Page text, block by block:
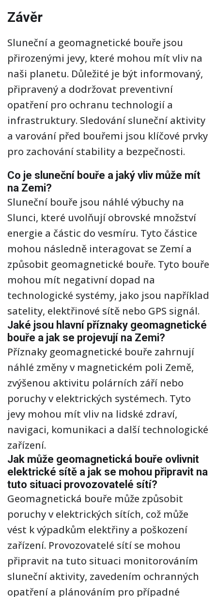
Závěr
Sluneční a geomagnetické bouře jsou
přirozenými jevy, které mohou mít vliv na
naši planetu. Důležité je být informovaný,
připravený a dodržovat preventivní
opatření pro ochranu technologií a
infrastruktury. Sledování sluneční aktivity
a varování před bouřemi jsou klíčové prvky
pro zachování stability a bezpečnosti.
Co je sluneční bouře a jaký vliv může mít
na Zemi?
Sluneční bouře jsou náhlé výbuchy na
Slunci, které uvolňují obrovské množství
energie a částic do vesmíru. Tyto částice
mohou následně interagovat se Zemí a
způsobit geomagnetické bouře. Tyto bouře
mohou mít negativní dopad na
technologické systémy, jako jsou například
satelity, elektřinové sítě nebo GPS signál.
Jaké jsou hlavní příznaky geomagnetické
bouře a jak se projevují na Zemi?
Příznaky geomagnetické bouře zahrnují
náhlé změny v magnetickém poli Země,
zvýšenou aktivitu polárních září nebo
poruchy v elektrických systémech. Tyto
jevy mohou mít vliv na lidské zdraví,
navigaci, komunikaci a další technologické
zařízení.
Jak může geomagnetická bouře ovlivnit
elektrické sítě a jak se mohou připravit na
tuto situaci provozovatelé sítí?
Geomagnetická bouře může způsobit
poruchy v elektrických sítích, což může
vést k výpadkům elektřiny a poškození
zařízení. Provozovatelé sítí se mohou
připravit na tuto situaci monitorováním
sluneční aktivity, zavedením ochranných
opatření a plánováním pro případné